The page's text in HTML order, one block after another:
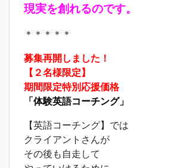
現実を創れるのです。
＊＊＊＊＊
募集再開しました！
【２名様限定】
期間限定特別応援価格
「体験英語コーチング」
【英語コーチング】では
クライアントさんが
その後も自走して